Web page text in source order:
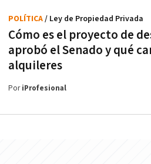
Cómo es el proyecto de
aprobó el Senado y qué
alquileres
POLÍTICA/ Ley de Propiedad Privada
PoriProfesional